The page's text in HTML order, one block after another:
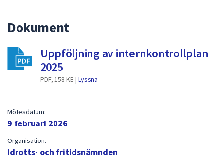
för
Dokument
Uppföljning av internkontrollplan
2025
PDF, 158 KB | Lyssna
Mötesdatum:
9 februari 2026
Organisation:
Idrotts- och fritidsnämnden